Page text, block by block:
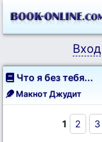
Вход
Что я без тебя...
Макнот Джудит
1 2 3